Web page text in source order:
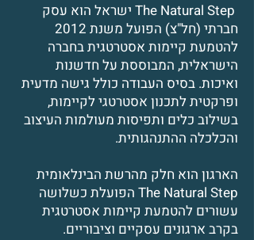
The Natural Step ישראל הוא עסק
חברתי (חל"צ) הפועל משנת 2012
להטמעת קיימות אסטרטגית בחברה
הישראלית, המבוססת על חדשנות
ואיכות. בסיס העבודה כולל גישה מדעית
ופרקטית לתכנון אסטרטגי לקיימות,
בשילוב כלים ותפיסות מעולמות העיצוב
והכלכלה ההתנהגותית.
הארגון הוא חלק מהרשת הבינלאומית
The Natural Step הפועלת כשלושה
עשורים להטמעת קיימות אסטרטגית
בקרב ארגונים עסקיים וציבוריים.